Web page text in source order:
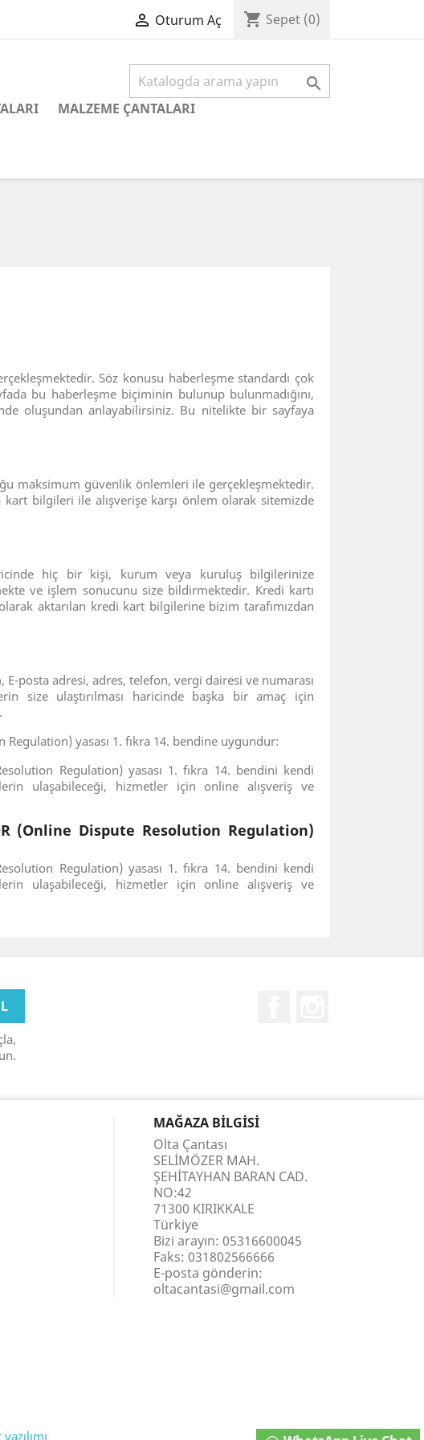
 Oturum Aç shopping_cart Sepet (0)

MALZEME ÇANTALARI
Söz konusu haberleşme standardı çok
bu haberleşme biçiminin bulunup bulunmadığını,
oluşundan anlayabilirsiniz. Bu nitelikte bir sayfaya
maksimum güvenlik önlemleri ile gerçekleşmektedir.
kart bilgileri ile alışverişe karşı önlem olarak sitemizde
hiç bir kişi, kurum veya kuruluş bilgilerinize
ve işlem sonucunu size bildirmektedir. Kredi kartı
aktarılan kredi kart bilgilerine bizim tarafımızdan
posta adresi, adres, telefon, vergi dairesi ve numarası
size ulaştırılması haricinde başka bir amaç için
yasası 1. fıkra 14. bendine uygundur:
Regulation) yasası 1. fıkra 14. bendini kendi
ulaşabileceği, hizmetler için online alışveriş ve
(Online Dispute Resolution Regulation)
Regulation) yasası 1. fıkra 14. bendini kendi
ulaşabileceği, hizmetler için online alışveriş ve
MAĞAZA BILGISI
Olta Çantası
SELİMÖZER MAH.
ŞEHİTAYHAN BARAN CAD.
NO:42
71300 KIRIKKALE
Türkiye
Bizi arayın: 05316600045
Faks: 031802566666
E-posta gönderin:
oltacantasi@gmail.com